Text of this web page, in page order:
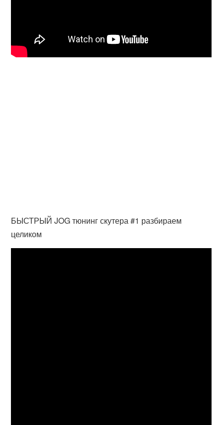
БЫСТРЫЙ JOG тюнинг скутера #1 разбираем
целиком